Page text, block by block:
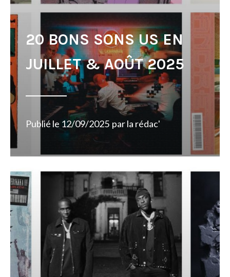
20 BONS SONS US EN
JUILLET & AOÛT 2025
Publié le 12/09/2025 parla rédac'